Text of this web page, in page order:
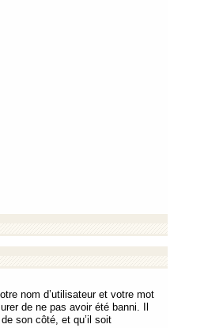
nom d’utilisateur et votre mot
de ne pas avoir été banni. Il
son côté, et qu’il soit